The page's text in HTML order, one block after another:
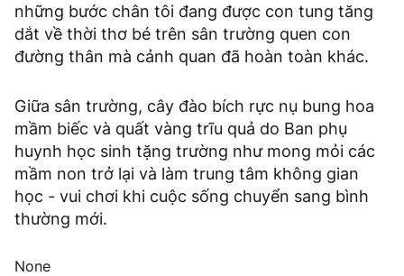
những bước chân tôi đang được con tung tăng
dắt về thời thơ bé trên sân trường quen con
đường thân mà cảnh quan đã hoàn toàn khác.
Giữa sân trường, cây đào bích rực nụ bung hoa
mầm biếc và quất vàng trĩu quả do Ban phụ
huynh học sinh tặng trường như mong mỏi các
mầm non trở lại và làm trung tâm không gian
học - vui chơi khi cuộc sống chuyển sang bình
thường mới.
None